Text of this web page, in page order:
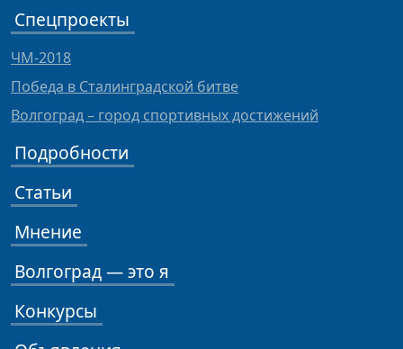
Спецпроекты
ЧМ-2018
Победа в Сталинградской битве
Волгоград – город спортивных достижений
Подробности
Статьи
Мнение
Волгоград — это я
Конкурсы